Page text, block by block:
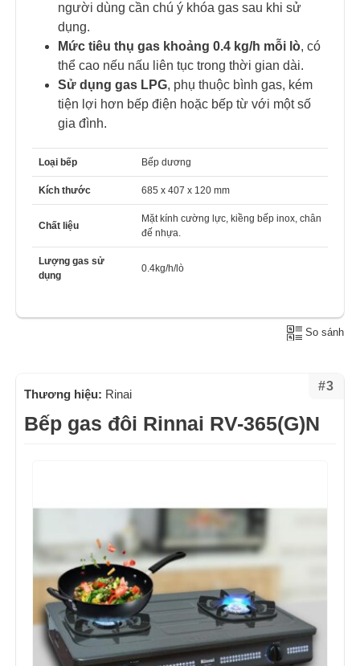
người dùng cần chú ý khóa gas sau khi sử
dụng.
Mức tiêu thụ gas khoảng 0.4 kg/h mỗi lò, có
thể cao nếu nấu liên tục trong thời gian dài.
Sử dụng gas LPG, phụ thuộc bình gas, kém
tiện lợi hơn bếp điện hoặc bếp từ với một số
gia đình.
Loại bếp Bếp dương
Kích thước 685 x 407 x 120 mm
Chất liệu
Mặt kính cường lực, kiềng bếp inox, chân
đế nhựa.
Lượng gas sử
dụng
0.4kg/h/lò
So sánh
#3
Thương hiệu: Rinai
Bếp gas đôi Rinnai RV-365(G)N